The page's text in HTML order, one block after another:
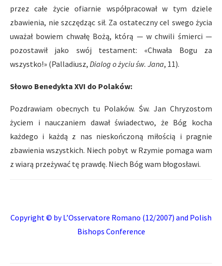
przez całe życie ofiarnie współpracował w tym dziele
zbawienia, nie szczędząc sił. Za ostateczny cel swego życia
uważał bowiem chwałę Bożą, którą — w chwili śmierci —
pozostawił jako swój testament: «Chwała Bogu za
wszystko!» (Palladiusz, Dialog o życiu św. Jana, 11).
Słowo Benedykta XVI do Polaków:
Pozdrawiam obecnych tu Polaków. Św. Jan Chryzostom
życiem i nauczaniem dawał świadectwo, że Bóg kocha
każdego i każdą z nas nieskończoną miłością i pragnie
zbawienia wszystkich. Niech pobyt w Rzymie pomaga wam
z wiarą przeżywać tę prawdę. Niech Bóg wam błogosławi.
Copyright © byL’Osservatore Romano (12/2007) and Polish
Bishops Conference